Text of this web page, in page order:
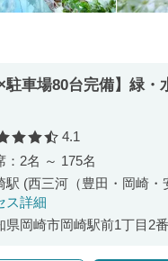
駐車場80台完備】緑・
口コミ評価
4.1
：2名 ～ 175名
駅 (西三河（豊田・岡崎・
ス詳細
県岡崎市岡崎駅前1丁目2番